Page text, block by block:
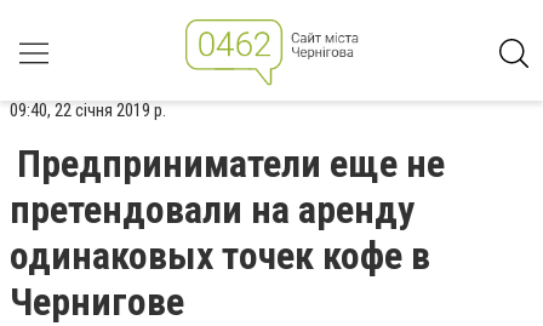
09:40, 22 січня 2019 р.
Предприниматели еще не
претендовали на аренду
одинаковых точек кофе в
Чернигове